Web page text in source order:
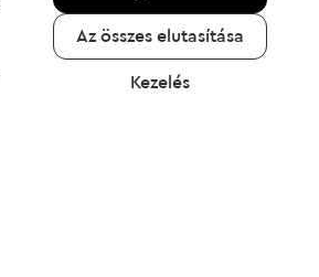
Az összes elutasítása
Kezelés